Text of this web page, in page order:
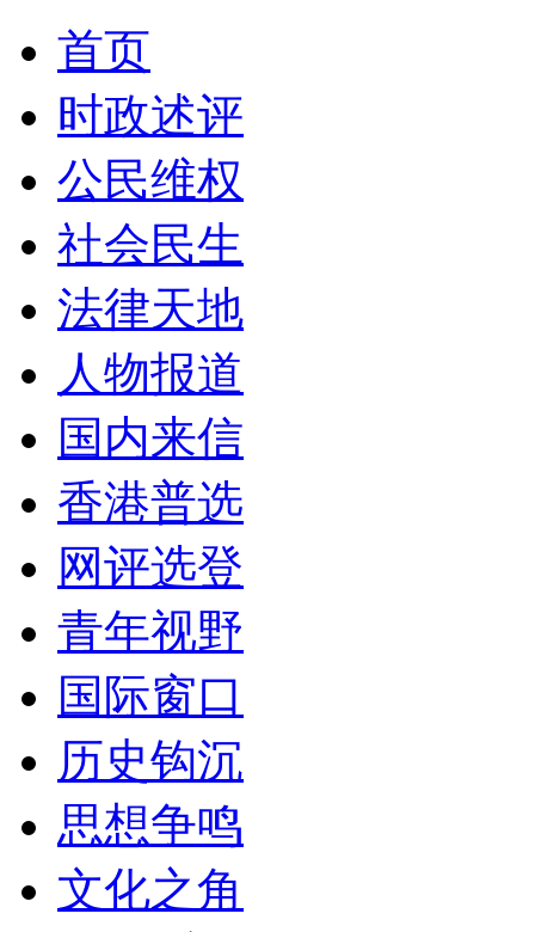
首页
时政述评
公民维权
社会民生
法律天地
人物报道
国内来信
香港普选
网评选登
青年视野
国际窗口
历史钩沉
思想争鸣
文化之角